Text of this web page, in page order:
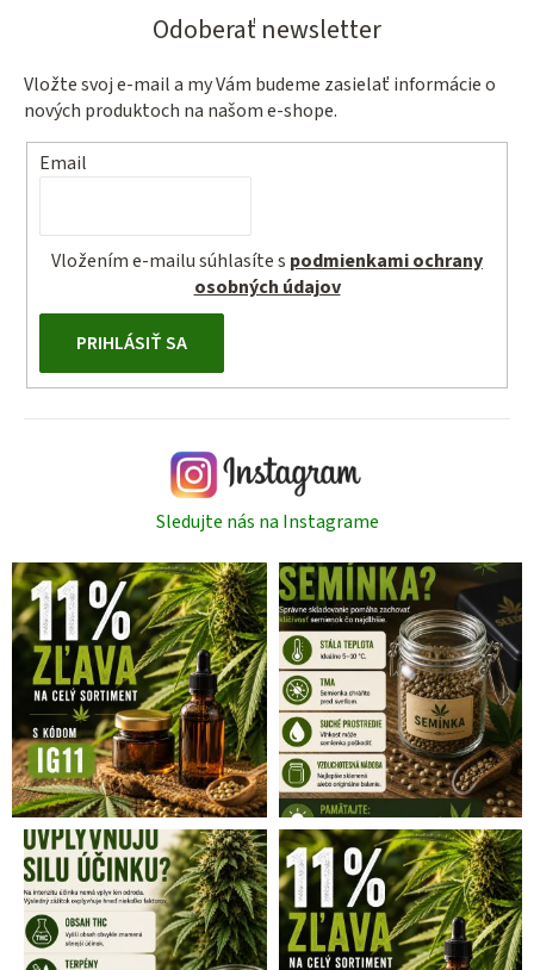
Odoberať newsletter
Vložte svoj e-mail a my Vám budeme zasielať informácie o
nových produktoch na našom e-shope.
Email
Vložením e-mailu súhlasíte s podmienkami ochrany
osobných údajov
PRIHLÁSIŤ SA
Sledujte nás na Instagrame